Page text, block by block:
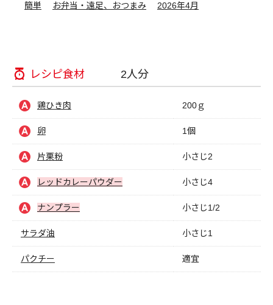
簡単 お弁当・遠足、おつまみ 2026年4月
レシピ食材 2人分
鶏ひき肉 200ｇ
卵 1個
片栗粉 小さじ2
レッドカレーパウダー 小さじ4
ナンプラー 小さじ1/2
サラダ油 小さじ1
パクチー 適宜